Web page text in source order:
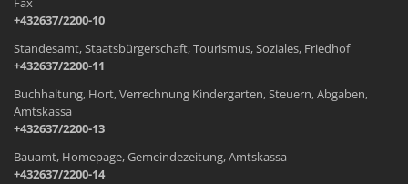
+432637/2200-10
Standesamt, Staatsbürgerschaft, Tourismus, Soziales, Friedhof
+432637/2200-11
Buchhaltung, Hort, Verrechnung Kindergarten, Steuern, Abgaben,
Amtskassa
+432637/2200-13
Bauamt, Homepage, Gemeindezeitung, Amtskassa
+432637/2200-14